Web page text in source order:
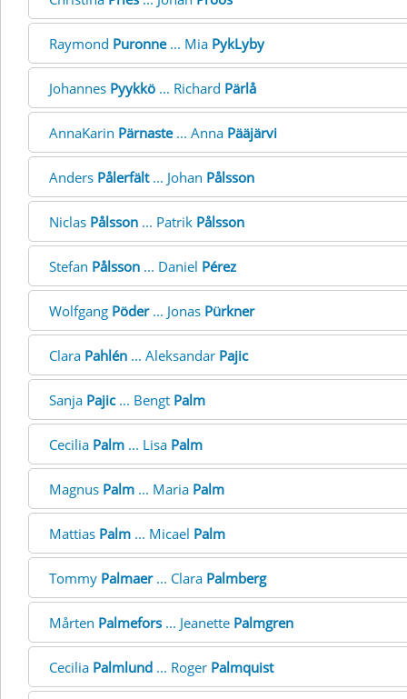
Raymond Puronne... Mia PykLyby
Johannes Pyykkö ... Richard Pärlå
AnnaKarin Pärnaste... Anna Pääjärvi
Anders Pålerfält... Johan Pålsson
Niclas Pålsson ... Patrik Pålsson
Stefan Pålsson ... Daniel Pérez
Wolfgang Pöder... Jonas Pürkner
Clara Pahlén ... Aleksandar Pajic
Sanja Pajic... Bengt Palm
Cecilia Palm ... Lisa Palm
Magnus Palm ... Maria Palm
Mattias Palm ... Micael Palm
Tommy Palmaer... Clara Palmberg
Mårten Palmefors ... Jeanette Palmgren
Cecilia Palmlund ... Roger Palmquist